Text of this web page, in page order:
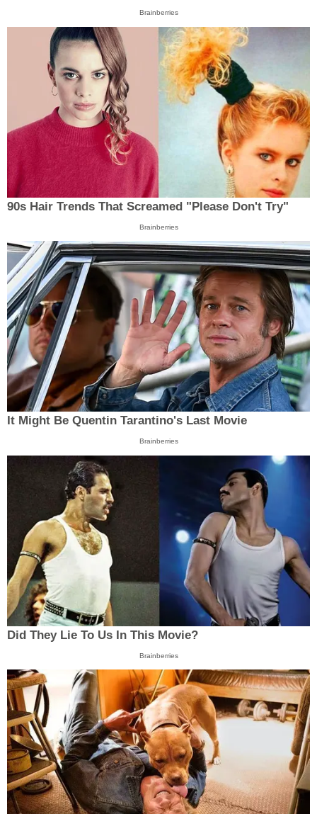
Brainberries
90s Hair Trends That Screamed "Please Don't Try"
Brainberries
It Might Be Quentin Tarantino's Last Movie
Brainberries
Did They Lie To Us In This Movie?
Brainberries